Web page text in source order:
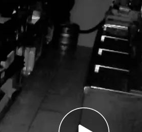
de 'Cuarto Milenio'
donde sucede algo "sin